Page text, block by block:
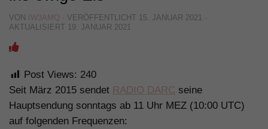
VON IW3AMQ · VERÖFFENTLICHT 15. JANUAR 2021 ·
AKTUALISIERT 19. JANUAR 2021
Post Views: 240
Seit März 2015 sendet RADIO DARC seine
Hauptsendung sonntags ab 11 Uhr MEZ (10:00 UTC)
auf folgenden Frequenzen: